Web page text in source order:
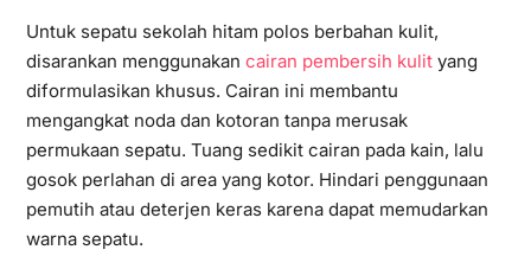
Untuk sepatu sekolah hitam polos berbahan kulit,
disarankan menggunakan cairan pembersih kulityang
diformulasikan khusus. Cairan ini membantu
mengangkat noda dan kotoran tanpa merusak
permukaan sepatu. Tuang sedikit cairan pada kain, lalu
gosok perlahan di area yang kotor. Hindari penggunaan
pemutih atau deterjen keras karena dapat memudarkan
warna sepatu.